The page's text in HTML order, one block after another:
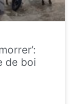
de boi